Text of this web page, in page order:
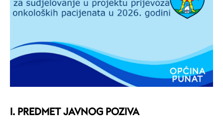
I. PREDMET JAVNOG POZIVA